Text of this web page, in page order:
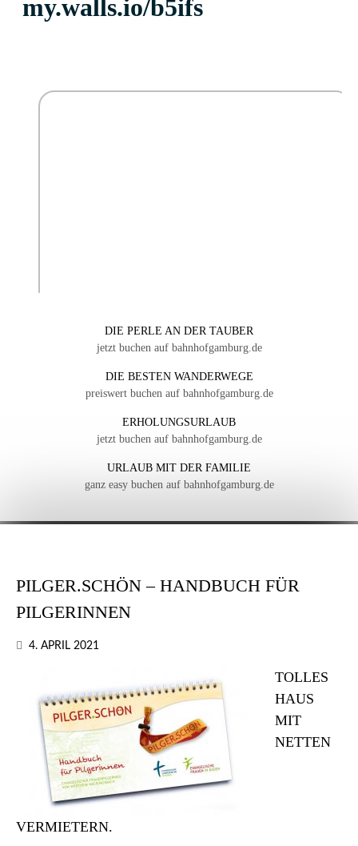
DIE PERLE AN DER TAUBER
jetzt buchen auf bahnhofgamburg.de
DIE BESTEN WANDERWEGE
preiswert buchen auf bahnhofgamburg.de
ERHOLUNGSURLAUB
jetzt buchen auf bahnhofgamburg.de
URLAUB MIT DER FAMILIE
ganz easy buchen auf bahnhofgamburg.de
PILGER.SCHÖN – HANDBUCH FÜR
PILGERINNEN
4. APRIL 2021
TOLLES
HAUS
MIT
NETTEN
VERMIETERN.